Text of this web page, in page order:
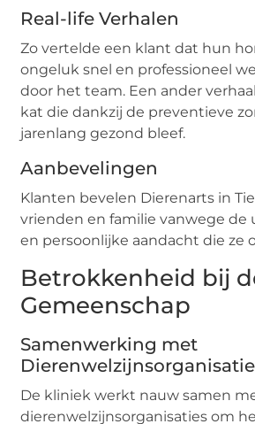
Real-life Verhalen
Zo vertelde een klant dat hun
ongeluk snel en professioneel
door het team. Een ander
kat die dankzij de preventieve
jarenlang gezond bleef.
Aanbevelingen
Klanten bevelen Dierenarts in
vrienden en familie vanwege de
en persoonlijke aandacht die ze
Betrokkenheid bij
Gemeenschap
Samenwerking met
De kliniek werkt nauw samen
dierenwelzijnsorganisaties om